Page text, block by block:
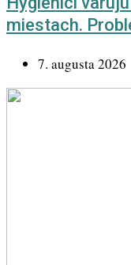
miestach.
7. augusta 2026